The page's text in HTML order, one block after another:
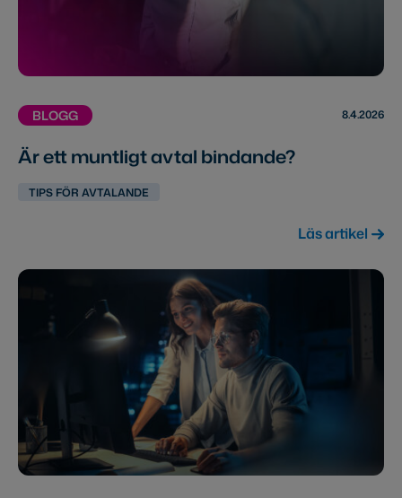
BLOGG 8.4.2026
Är ett muntligt avtal bindande?
TIPS FÖR AVTALANDE
Läs artikel